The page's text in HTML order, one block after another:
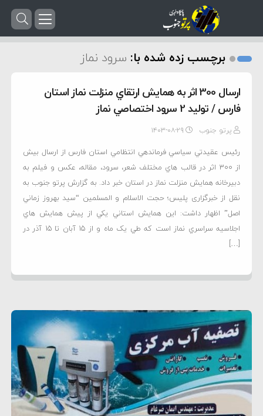
برچسب زده شده با: سرود نماز
ارسال 300 اثر به همايش ارتقاي منزلت نماز استان
فارس / توليد 2 سرود اختصاصي نماز
پرتو جنوب ۱۴۰۳-۰۸-۲۹
رئيس عقيدتي سياسي فرماندهي انتظامي استان فارس از ارسال بيش
از 300 اثر در قالب هاي مختلف شعر، سرود، مقاله، عکس و فيلم به
دبيرخانه همايش منزلت نماز در استان خبر داد. به گزارش پرتو جنوب به
نقل از خبرگزاری پلیس؛ حجت الاسلام و المسلمين “سيد بهروز زماني
اصل” اظهار داشت: اين همايش استاني يکي از پيش همايش هاي
اجلاسيه سراسري نماز است که طي يک ماه و از 15 آبان تا 15 آذر در
[…]